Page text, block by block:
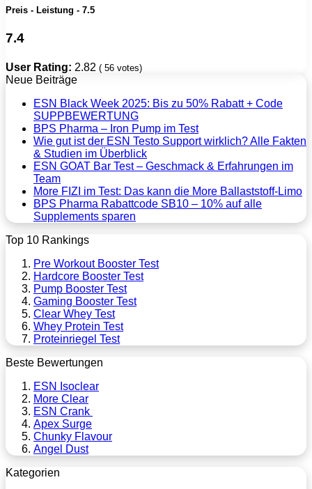
Preis - Leistung - 7.5
7.4
User Rating: 2.82 ( 56 votes)
Neue Beiträge
ESN Black Week 2025: Bis zu 50% Rabatt + Code
SUPPBEWERTUNG
BPS Pharma – Iron Pump im Test
Wie gut ist der ESN Testo Support wirklich? Alle Fakten
& Studien im Überblick
ESN GOAT Bar Test – Geschmack & Erfahrungen im
Team
More FIZI im Test: Das kann die More Ballaststoff-Limo
BPS Pharma Rabattcode SB10 – 10% auf alle
Supplements sparen
Top 10 Rankings
Pre Workout Booster Test
Hardcore Booster Test
Pump Booster Test
Gaming Booster Test
Clear Whey Test
Whey Protein Test
Proteinriegel Test
Beste Bewertungen
ESN Isoclear
More Clear
ESN Crank
Apex Surge
Chunky Flavour
Angel Dust
Kategorien